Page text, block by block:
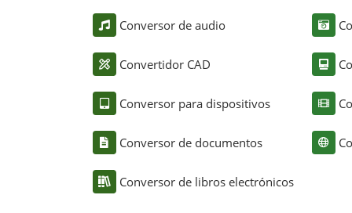
Conversor de audio
Convertidor CAD
Conversor para dispositivos
Conversor de documentos
Conversor de libros electrónicos